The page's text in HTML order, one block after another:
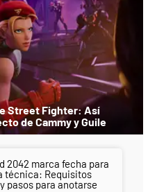
Street Fighter: Así
de Cammy y Guile
2042 marca fecha para
técnica: Requisitos
pasos para anotarse